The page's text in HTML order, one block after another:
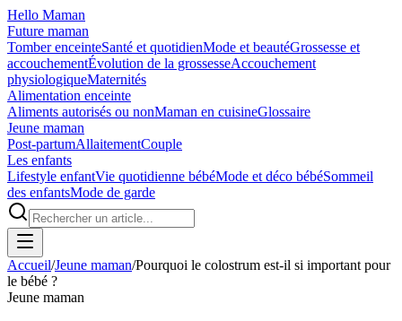
Hello Maman
Future maman
Tomber enceinteSanté et quotidienMode et beautéGrossesse et
accouchementÉvolution de la grossesseAccouchement
physiologiqueMaternités
Alimentation enceinte
Aliments autorisés ou nonMaman en cuisineGlossaire
Jeune maman
Post-partumAllaitementCouple
Les enfants
Lifestyle enfantVie quotidienne bébéMode et déco bébéSommeil
des enfantsMode de garde
Accueil/Jeune maman/Pourquoi le colostrum est-il si important pour
le bébé ?
Jeune maman